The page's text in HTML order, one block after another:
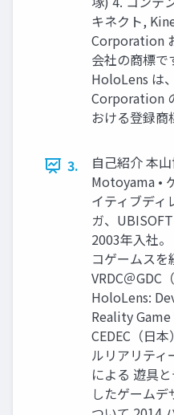
キネクト,
Corporation
会社の商標で
HoloLens は
Corporation
おける登録商
3.
自己紹介 本
Motoyama •
イティブディ
ガ、
2003年入社
コゲームスを
VRDC＠GDC
HoloLens:
Reality
CEDEC（日
ルリアリティ
による 遊具
したゲーム